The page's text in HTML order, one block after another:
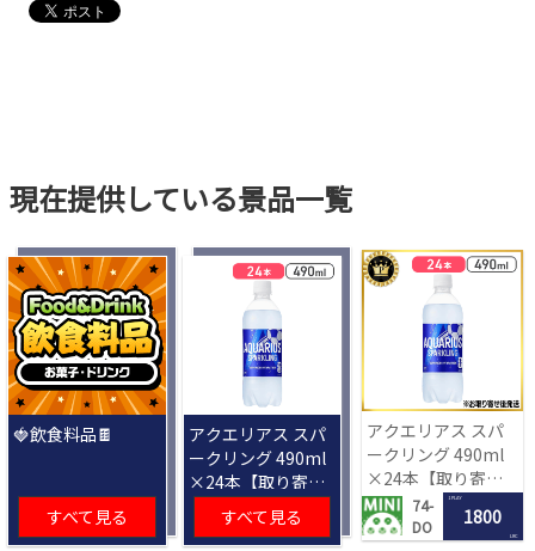
現在提供している景品一覧
🍓飲食料品🍫
すべて見る
アクエリアス スパ
ークリング 490ml
×24本【取り寄せ
入荷後次第発送】
すべて見る
アクエリアス スパ
ークリング 490ml
×24本【取り寄せ
入荷後次第発送】
74-
DO
1 PLAY
1800
LRC